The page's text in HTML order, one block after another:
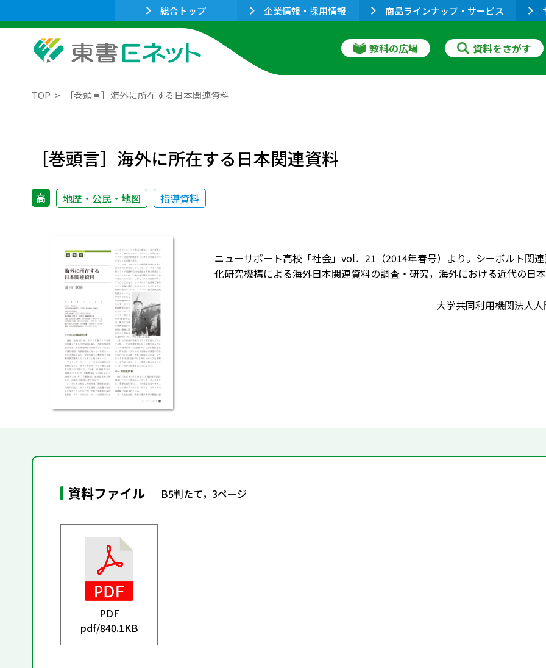
総合トップ 企業情報・採用情報 商品ラインナップ・サービス
教科の広場 資料をさがす
TOP ［巻頭言］海外に所在する日本関連資料
［巻頭言］海外に所在する日本関連資料
高 地歴・公民・地図 指導資料
ニューサポート高校「社会」vol．21（2014年春号）より。シーボルト関
化研究機構による海外日本関連資料の調査・研究，海外における近代の日本
大学共同利用機関法人
資料ファイル B5判たて，3ページ
PDF
pdf/840.1KB